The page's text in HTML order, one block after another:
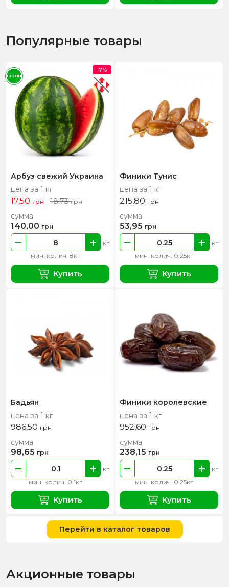
Популярные товары
Арбуз свежий Украина
цена за 1 кг
17,50 грн 18,73грн
мин. колич. 8кг
кг
сумма
140,00 грн
Купить
-7%
СЕЗОН
Финики Тунис
цена за 1 кг
215,80 грн
мин. колич. 0.25кг
кг
сумма
53,95 грн
Купить
Бадьян
цена за 1 кг
986,50 грн
мин. колич. 0.1кг
кг
сумма
98,65 грн
Купить
Финики королевские
цена за 1 кг
952,60 грн
мин. колич. 0.25кг
кг
сумма
238,15 грн
Купить
Перейти в каталог товаров
Акционные товары